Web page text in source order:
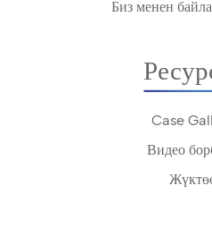
Биз менен
Case
Видео